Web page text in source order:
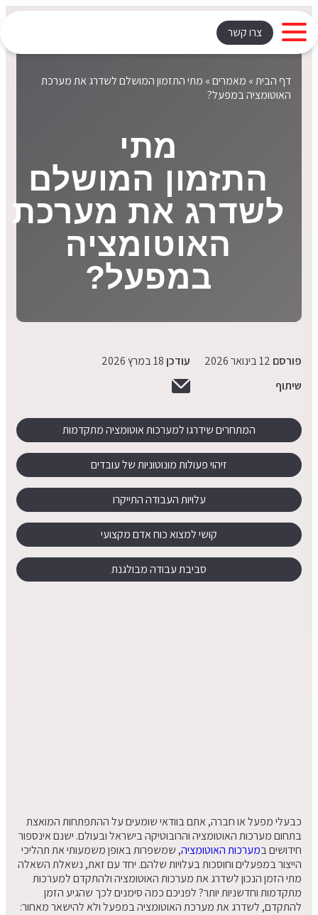
צרו קשר
Rating: | Votes:
דף הבית» מאמרים» מתי התזמון המושלם לשדרג את מערכת
האוטומציה במפעל?
מתי
התזמון המושלם
לשדרג את מערכת
האוטומציה
במפעל?
פורסם עודכן
שיתוף
המתחרים שידרגו למערכות אוטומציה מתקדמות
זיהוי פעולות מונוטוניות של עובדים
עלויות העבודה התייקרו
קושי למצוא כוח אדם מקצועי
סביבת עבודה מבולגנת
כבעלי מפעל או חברה, אתם בוודאי שומעים על ההתפתחות המואצת
בתחום מערכות האוטומציה והרובוטיקה בישראל ובעולם. ישנם אינספור
חידושים במערכות האוטומציה, שמשפרות באופן משמעותי את תהליכי
הייצור במפעלים וחוסכות בעלויות שלהם. יחד עם זאת, נשאלת השאלה
מתי הזמן הנכון לשדרג את מערכות האוטומציה ולהתקדם למערכות
מתקדמות וחדשניות יותר? לפניכם כמה סימנים לכך שהגיע הזמן
להתקדם, לשדרג את מערכת האוטומציה במפעל ולא להישאר מאחור: